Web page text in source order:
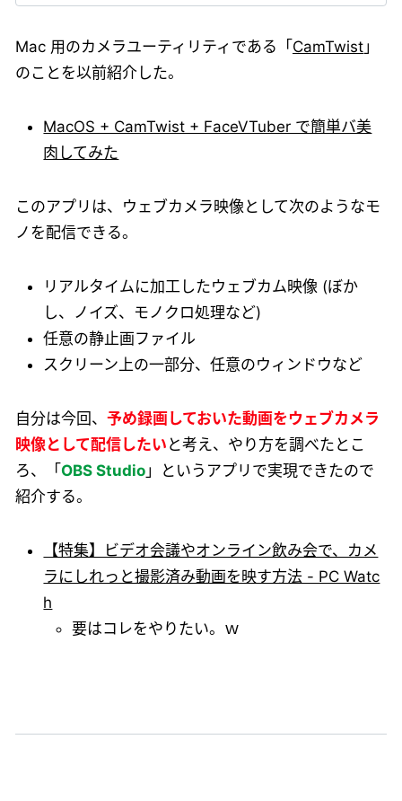
Mac 用のカメラユーティリティである「CamTwist 」
のことを以前紹介した。
MacOS + CamTwist + FaceVTuber で簡単バ美
肉してみた
このアプリは、ウェブカメラ映像として次のようなモ
ノを配信できる。
リアルタイムに加工したウェブカム映像 (ぼか
し、ノイズ、モノクロ処理など)
任意の静止画ファイル
スクリーン上の一部分、任意のウィンドウなど
自分は今回、 予め録画しておいた動画をウェブカメラ
映像として配信したい と考え、やり方を調べたとこ
ろ、「OBS Studio 」というアプリで実現できたので
紹介する。
【特集】ビデオ会議やオンライン飲み会で、カメ
ラにしれっと撮影済み動画を映す方法 - PC Watc
h
要はコレをやりたい。ｗ